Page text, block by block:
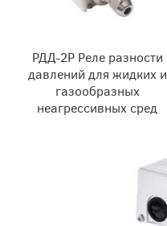
РДД-2Р Реле разности
давлений для жидких и
газообразных
неагрессивных сред